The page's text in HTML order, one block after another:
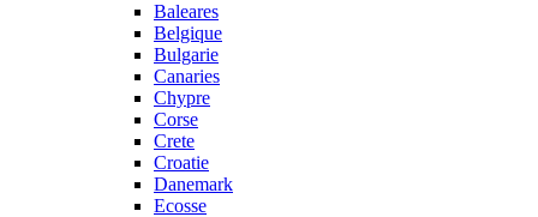
Baleares
Belgique
Bulgarie
Canaries
Chypre
Corse
Crete
Croatie
Danemark
Ecosse